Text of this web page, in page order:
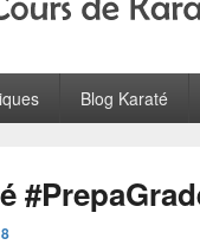
Blog Karaté